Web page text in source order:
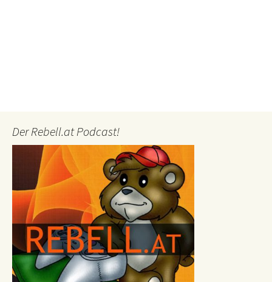
Der Rebell.at Podcast!